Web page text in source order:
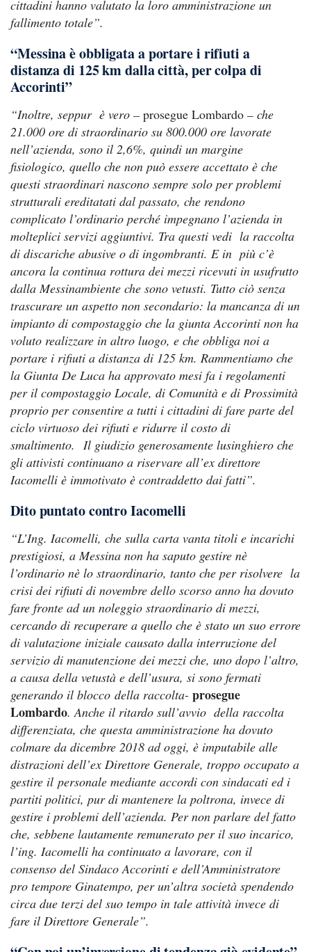
cittadini hanno valutato la loro amministrazione un
fallimento totale”.
“Messina è obbligata a portare i rifiuti a
distanza di 125 km dalla città, per colpa di
Accorinti”
“Inoltre, seppur è vero – prosegue Lombardo – che
21.000 ore di straordinario su 800.000 ore lavorate
nell’azienda, sono il 2,6%, quindi un margine
fisiologico, quello che non può essere accettato è che
questi straordinari nascono sempre solo per problemi
strutturali ereditatati dal passato, che rendono
complicato l’ordinario perché impegnano l’azienda in
molteplici servizi aggiuntivi. Tra questi vedi la raccolta
di discariche abusive o di ingombranti. E in più c’è
ancora la continua rottura dei mezzi ricevuti in usufrutto
dalla Messinambiente che sono vetusti. Tutto ciò senza
trascurare un aspetto non secondario: la mancanza di un
impianto di compostaggio che la giunta Accorinti non ha
voluto realizzare in altro luogo, e che obbliga noi a
portare i rifiuti a distanza di 125 km. Rammentiamo che
la Giunta De Luca ha approvato mesi fa i regolamenti
per il compostaggio Locale, di Comunità e di Prossimità
proprio per consentire a tutti i cittadini di fare parte del
ciclo virtuoso dei rifiuti e ridurre il costo di
smaltimento. Il giudizio generosamente lusinghiero che
gli attivisti continuano a riservare all’ex direttore
Iacomelli è immotivato è contraddetto dai fatti”.
Dito puntato contro Iacomelli
“L’Ing. Iacomelli, che sulla carta vanta titoli e incarichi
prestigiosi, a Messina non ha saputo gestire nè
l’ordinario nè lo straordinario, tanto che per risolvere la
crisi dei rifiuti di novembre dello scorso anno ha dovuto
fare fronte ad un noleggio straordinario di mezzi,
cercando di recuperare a quello che è stato un suo errore
di valutazione iniziale causato dalla interruzione del
servizio di manutenzione dei mezzi che, uno dopo l’altro,
a causa della vetustà e dell’usura, si sono fermati
generando il blocco della raccolta- prosegue
Lombardo. Anche il ritardo sull’avvio della raccolta
differenziata, che questa amministrazione ha dovuto
colmare da dicembre 2018 ad oggi, è imputabile alle
distrazioni dell’ex Direttore Generale, troppo occupato a
gestire il personale mediante accordi con sindacati ed i
partiti politici, pur di mantenere la poltrona, invece di
gestire i problemi dell’azienda. Per non parlare del fatto
che, sebbene lautamente remunerato per il suo incarico,
l’ing. Iacomelli ha continuato a lavorare, con il
consenso del Sindaco Accorinti e dell’Amministratore
pro tempore Ginatempo, per un’altra società spendendo
circa due terzi del suo tempo in tale attività invece di
fare il Direttore Generale”.